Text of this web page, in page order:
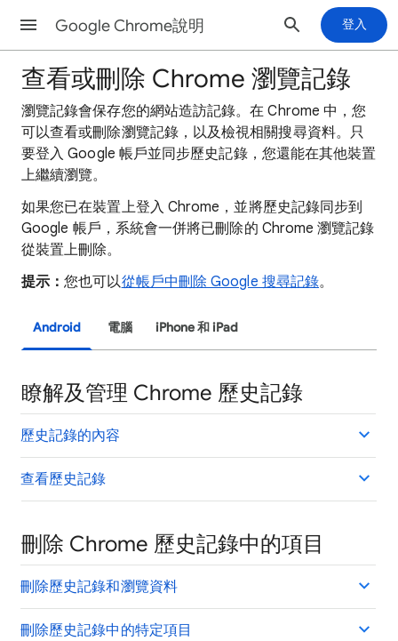
Google Chrome說明 登入
查看或刪除 Chrome 瀏覽記錄
瀏覽記錄會保存您的網站造訪記錄。在 Chrome 中，您
可以查看或刪除瀏覽記錄，以及檢視相關搜尋資料。只
要登入 Google 帳戶並同步歷史記錄，您還能在其他裝置
上繼續瀏覽。
如果您已在裝置上登入 Chrome，並將歷史記錄同步到
Google 帳戶，系統會一併將已刪除的 Chrome 瀏覽記錄
從裝置上刪除。
提示：您也可以從帳戶中刪除 Google 搜尋記錄。
Android 電腦 iPhone 和 iPad
瞭解及管理 Chrome 歷史記錄
歷史記錄的內容
查看歷史記錄
刪除 Chrome 歷史記錄中的項目
刪除歷史記錄和瀏覽資料
刪除歷史記錄中的特定項目